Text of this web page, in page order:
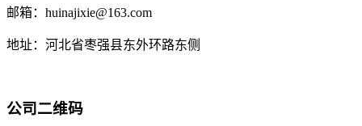
邮箱：huinajixie@163.com
地址：河北省枣强县东外环路东侧
公司二维码